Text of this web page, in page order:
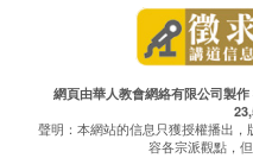
網頁由華人教會網絡有限公司製
聲明：本網站的信息只獲授權播出
容各宗派觀點，